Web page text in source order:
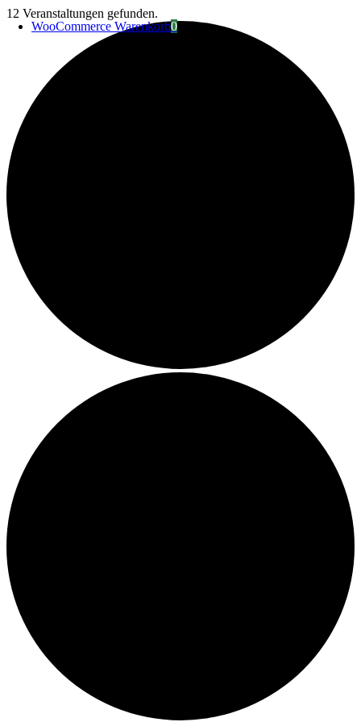
Zum
InhaltWooCommerce Warenkorb0
12 Veranstaltungen gefunden.